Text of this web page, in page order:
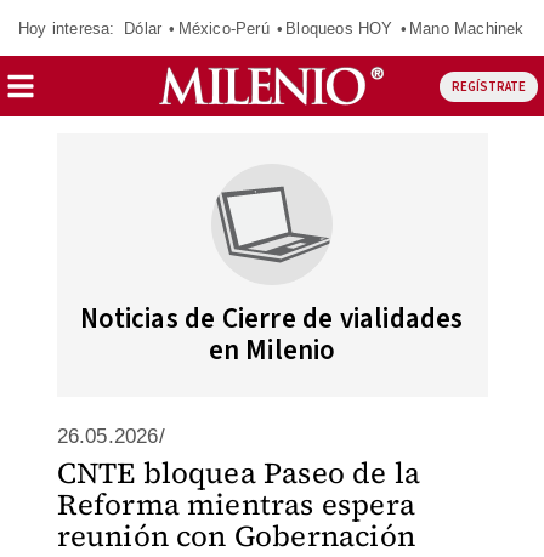
Hoy interesa: Dólar México-Perú Bloqueos HOY Mano Machinek
REGÍSTRATE
Noticias de Cierre de vialidades
en Milenio
26.05.2026/
CNTE bloquea Paseo de la
Reforma mientras espera
reunión con Gobernación